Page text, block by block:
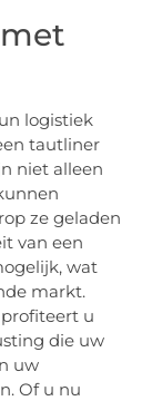
logistiek
tautliner
niet alleen
ze geladen
van een
wat
markt.
profiteert u
die uw
uw
Of u nu